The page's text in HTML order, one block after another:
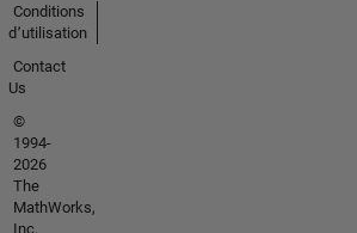
Conditions
d՚utilisation
Contact
Us
©
1994-
2026
The
MathWorks,
Inc.